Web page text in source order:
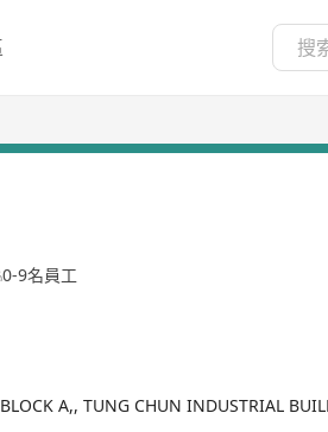
0-9名員工
A,, TUNG CHUN INDUSTRIAL